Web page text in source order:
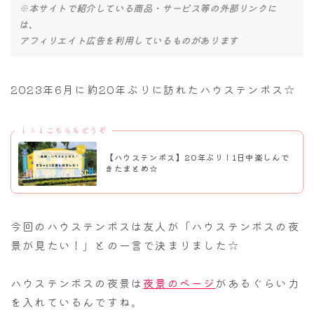
※本サイトで紹介している商品・サービス等の外部リンクに
は、
アフィリエイト広告を利用しているものがあります
2023年6月に約20年ぶりに訪れたハウステンボス☆
↓⇩↓こちらもどうぞ
【ハウステンボス】20年ぶり！1日中楽しんで
きたまとめ☆
今回のハウステンボスは友人が「ハウステンボスの夜
景が見たい！」との一言で決まりました☆
ハウステンボスの夜景は夜景のページ があるぐらい力
を入れているんですね。